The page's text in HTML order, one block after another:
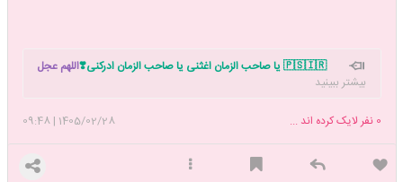
🇵🇸🇮🇷 یا صاحب الزمان اغثنی یا صاحب الزمان ادرکنی❣️
اللهم عجل
لولیک الفرج بحق زینب الکبری س
بیشتر ببینید
1405/02/28
|
09:48 0 نفر لایک کرده اند ...